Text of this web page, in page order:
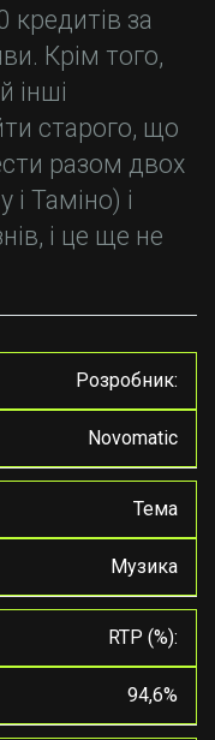
кредитів за
Крім того,
інші
старого, що
разом двох
Таміно) і
і це ще не
Розробник:
Novomatic
Тема
Музика
RTP (%):
94,6%